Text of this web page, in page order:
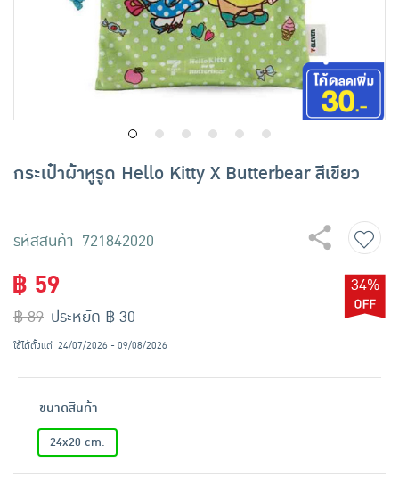
ขนมขบเคี้ยว และช็อคโกแลต
อาหารสด ผัก ผลไม้และเบเกอรี่
กระเป๋าผ้าหูรูด Hello Kitty X Butterbear สีเขียว
รหัสสินค้า 721842020
฿ 59
฿ 89
34%
ประหยัด ฿ 30
ใช้ได้ตั้งแต่ 24/07/2026 - 09/08/2026
ขนาดสินค้า
24x20 cm.